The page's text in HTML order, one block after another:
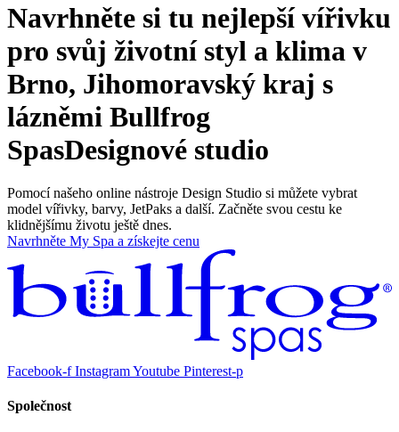
Navrhněte si tu nejlepší vířivku
pro svůj životní styl a klima v
Brno, Jihomoravský kraj s
lázněmi Bullfrog
SpasDesignové studio
Pomocí našeho online nástroje Design Studio si můžete vybrat
model vířivky, barvy, JetPaks a další. Začněte svou cestu ke
klidnějšímu životu ještě dnes.
Navrhněte My Spa a získejte cenu
Facebook-f InstagramYoutube Pinterest-p
Společnost